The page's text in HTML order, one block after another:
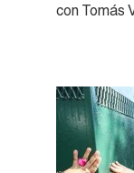
con Tomás